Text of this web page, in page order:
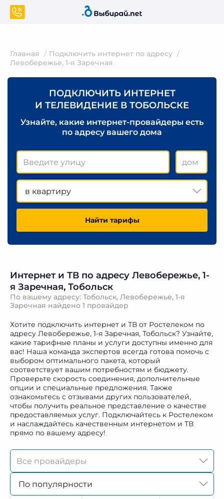
Главная
Подключить интернет по адресу
Левобережье, 1-я Заречная
ПОДКЛЮЧИТЬ ИНТЕРНЕТ
И ТЕЛЕВИДЕНИЕ В ТОБОЛЬСКЕ
Узнайте, какие интернет-провайдеры есть
по адресу вашего дома
в квартиру
Найти тарифы
Интернет и ТВ по адресу Левобережье, 1-
я Заречная, Тобольск
По вашему адресу: Тобольск, Левобережье, 1-я
Заречная найдено 1 провайдер
Хотите подключить интернет и ТВ от Ростелеком по
адресу Левобережье, 1-я Заречная, Тобольск? Узнайте,
какие тарифные планы и услуги доступны именно для
вас! Наша команда экспертов всегда готова помочь с
выбором оптимального пакета, который
соответствует вашим потребностям и бюджету.
Проверьте скорость соединения, дополнительные
опции и специальные предложения. Также
ознакомьтесь с отзывами других пользователей,
чтобы получить реальное представление о качестве
предоставляемых услуг. Подключайтесь к Ростелеком
и наслаждайтесь качественным интернетом и ТВ
прямо по вашему адресу!
По популярности